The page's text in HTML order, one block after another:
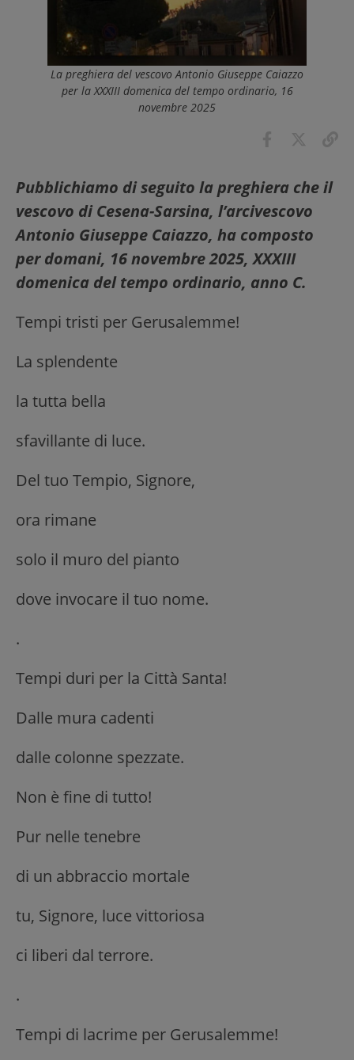
La preghiera del vescovo Antonio Giuseppe Caiazzo
per la XXXIII domenica del tempo ordinario, 16
novembre 2025
Pubblichiamo di seguito la preghiera che il
vescovo di Cesena-Sarsina, l’arcivescovo
Antonio Giuseppe Caiazzo, ha composto
per domani, 16 novembre 2025, XXXIII
domenica del tempo ordinario, anno C.
Tempi tristi per Gerusalemme!
La splendente
la tutta bella
sfavillante di luce.
Del tuo Tempio, Signore,
ora rimane
solo il muro del pianto
dove invocare il tuo nome.
.
Tempi duri per la Città Santa!
Dalle mura cadenti
dalle colonne spezzate.
Non è fine di tutto!
Pur nelle tenebre
di un abbraccio mortale
tu, Signore, luce vittoriosa
ci liberi dal terrore.
.
Tempi di lacrime per Gerusalemme!